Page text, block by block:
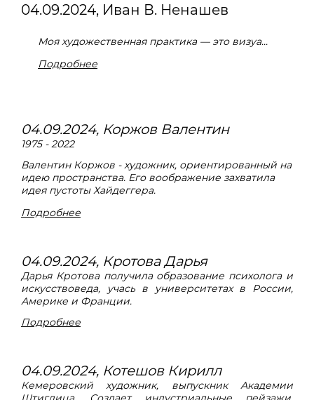
04.09.2024, Иван В. Ненашев
Моя художественная практика — это визуа...
Подробнее
04.09.2024, Коржов Валентин
1975 - 2022
Валентин Коржов - художник, ориентированный на
идею пространства. Его воображение захватила
идея пустоты Хайдеггера.
Подробнее
04.09.2024, Кротова Дарья
Дарья Кротова получила образование психолога и
искусствоведа, учась в университетах в России,
Америке и Франции.
Подробнее
04.09.2024, Котешов Кирилл
Кемеровский художник, выпускник Академии